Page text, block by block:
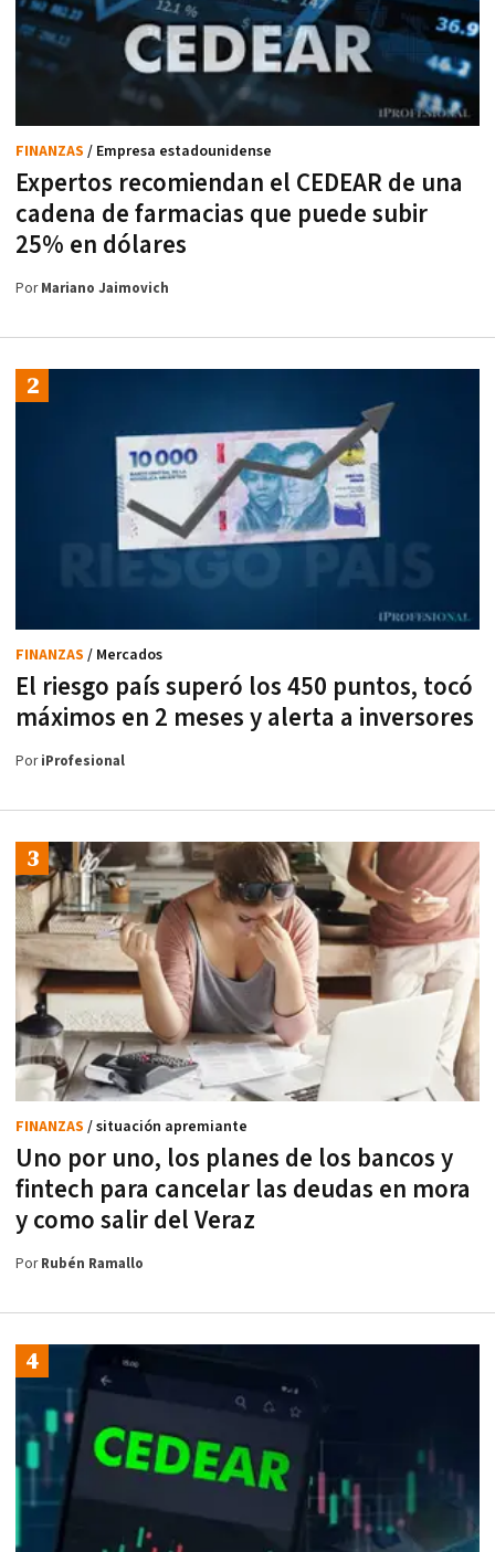
Expertos recomiendan el CEDEAR de una
cadena de farmacias que puede subir
25% en dólares
FINANZAS / Empresa estadounidense
PorMariano Jaimovich
El riesgo país superó los 450 puntos, tocó
máximos en 2 meses y alerta a inversores
FINANZAS / Mercados
PoriProfesional
Uno por uno, los planes de los bancos y
fintech para cancelar las deudas en mora
y como salir del Veraz
FINANZAS / situación apremiante
PorRubén Ramallo